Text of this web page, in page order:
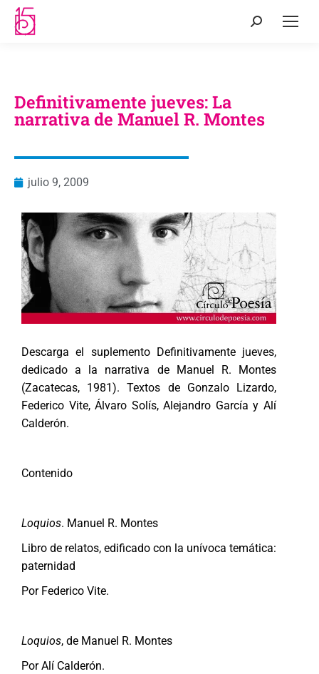
Definitivamente jueves: La
narrativa de Manuel R. Montes
julio 9, 2009
Descarga el suplemento Definitivamente jueves,
dedicado a la narrativa de Manuel R. Montes
(Zacatecas, 1981). Textos de Gonzalo Lizardo,
Federico Vite, Álvaro Solís, Alejandro García y Alí
Calderón.
Contenido
Loquios. Manuel R. Montes
Libro de relatos, edificado con la unívoca temática:
paternidad
Por Federico Vite.
Loquios, de Manuel R. Montes
Por Alí Calderón.